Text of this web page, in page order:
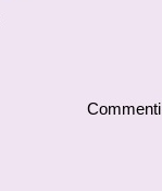
Commenti